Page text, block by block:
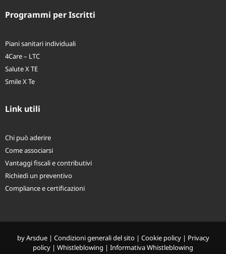
Programmi per Iscritti
Piani sanitari individuali
4Care – LTC
Salute X TE
Smile X Te
Link utili
Chi può aderire
Come associarsi
Vantaggi fiscali e contributivi
Richiedi un preventivo
Compliance e certificazioni
by Arsdue| Condizioni generali del sito| Cookie policy | Privacy
policy | Whistleblowing | Informativa Whistleblowing